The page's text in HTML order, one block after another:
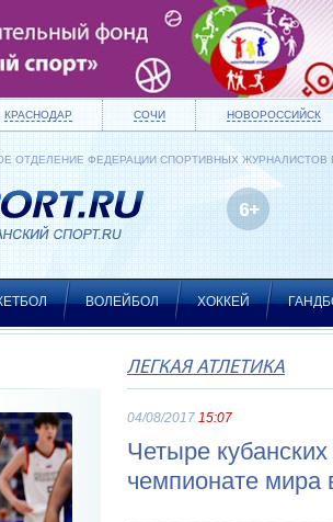
КРАСНОДАР СОЧИ НОВОРОССИЙСК
ОТДЕЛЕНИЕ ФЕДЕРАЦИИ СПОРТИВНЫХ ЖУРНАЛИСТОВ
ВОЛЕЙБОЛ ХОККЕЙ
ЛЕГКАЯ АТЛЕТИКА
04/08/2017 15:07
Четыре
чемпионате мира